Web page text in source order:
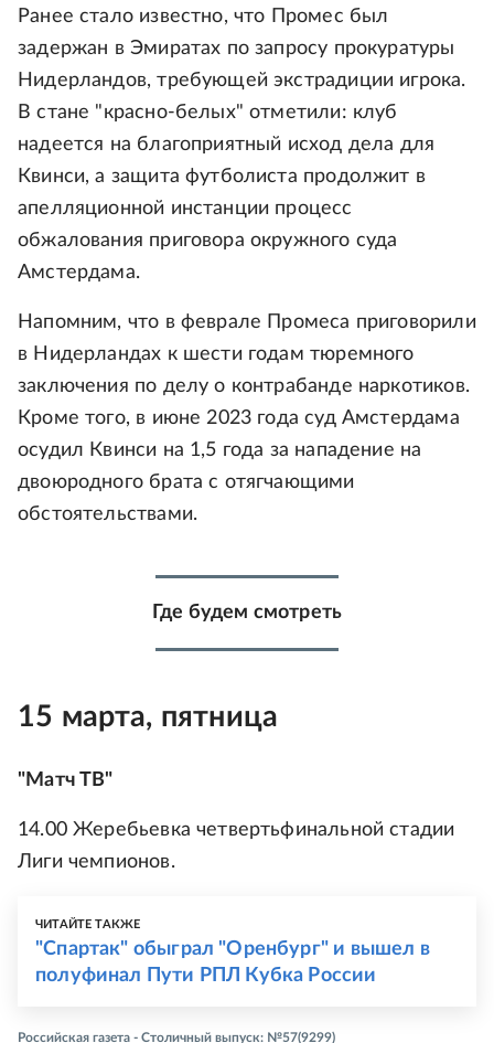
Ранее стало известно, что Промес был
задержан в Эмиратах по запросу прокуратуры
Нидерландов, требующей экстрадиции игрока.
В стане "красно-белых" отметили: клуб
надеется на благоприятный исход дела для
Квинси, а защита футболиста продолжит в
апелляционной инстанции процесс
обжалования приговора окружного суда
Амстердама.
Напомним, что в феврале Промеса приговорили
в Нидерландах к шести годам тюремного
заключения по делу о контрабанде наркотиков.
Кроме того, в июне 2023 года суд Амстердама
осудил Квинси на 1,5 года за нападение на
двоюродного брата с отягчающими
обстоятельствами.
Где будем смотреть
15 марта, пятница
"Матч ТВ"
14.00 Жеребьевка четвертьфинальной стадии
Лиги чемпионов.
ЧИТАЙТЕ ТАКЖЕ
"Спартак" обыграл "Оренбург" и вышел в
полуфинал Пути РПЛ Кубка России
Российская газета - Столичный выпуск: №57(9299)